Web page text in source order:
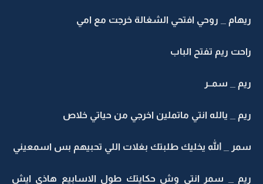
ريهام _ روحي افتحي الشغالة خرجت مع امي
راحت ريم تفتح الباب
ريم _ سمــر
ريم _ يالله انتي ماتملين اخرجي من حياتي خلاص
سمر _ الله يخليك طلبتك بغلات اللي تحبيهم بس اسمعيني
ريم _ سمر انتي وش حكايتك طول الاسابيع هاذي ايش